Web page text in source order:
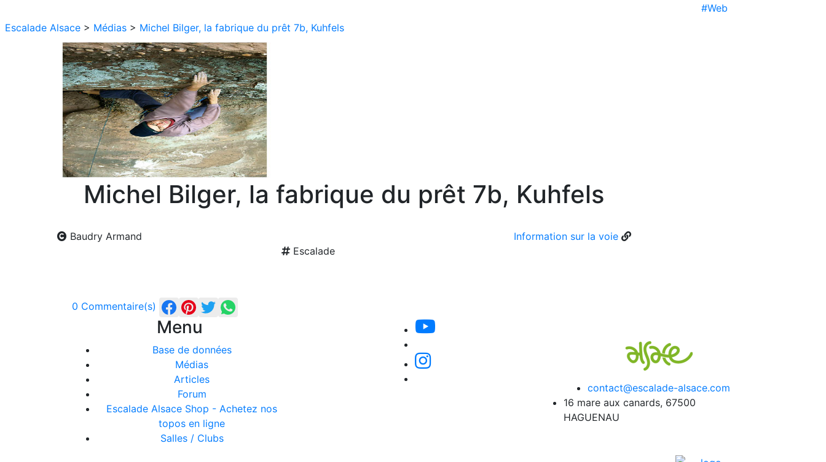
#Web
Escalade Alsace > Médias > Michel Bilger, la fabrique du prêt 7b, Kuhfels
Michel Bilger, la fabrique du prêt 7b, Kuhfels
Baudry Armand
Information sur la voie
Escalade
0 Commentaire(s)
Menu
Base de données
Médias
Articles
Forum
Escalade Alsace Shop - Achetez nos
topos en ligne
Salles / Clubs
contact@escalade-alsace.com
16 mare aux canards, 67500
HAGUENAU